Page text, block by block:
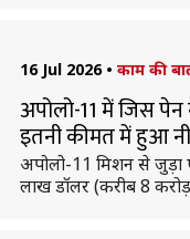
16 Jul 2026 • काम की
अपोलो-11 में जिस पेन
इतनी कीमत में हुआ
अपोलो-11 मिशन से जुड़ा
लाख डॉलर (करीब 8